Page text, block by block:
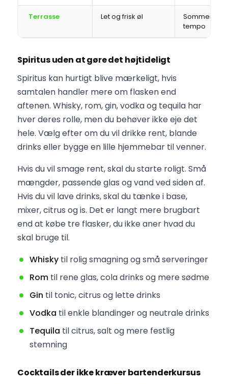
Terrasse Let og frisk øl
Sommer,
tempo
Spiritus uden at gøre det højtideligt
Spiritus kan hurtigt blive mærkeligt, hvis
samtalen handler mere om flasken end
aftenen. Whisky, rom, gin, vodka og tequila har
hver deres rolle, men du behøver ikke eje det
hele. Vælg efter om du vil drikke rent, blande
drinks eller bygge en lille hjemmebar til venner.
Hvis du vil smage rent, skal du starte roligt. Små
mængder, passende glas og vand ved siden af.
Hvis du vil lave drinks, skal du tænke i base,
mixer, citrus og is. Det er langt mere brugbart
end at købe tre flasker, du ikke aner hvad du
skal bruge til.
Whisky til rolig smagning og små serveringer
Rom til rene glas, cola drinks og mere sødme
Gin til tonic, citrus og lette drinks
Vodka til enkle blandinger og neutrale drinks
Tequila til citrus, salt og mere festlig
stemning
Cocktails der ikke kræver bartenderkursus